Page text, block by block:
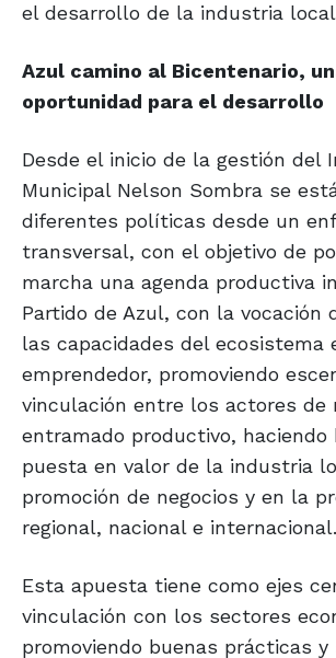
el desarrollo de la industria
Azul camino al Bicentenario,
oportunidad para el desarrollo
Desde el inicio de la gestión del
Municipal Nelson Sombra se
diferentes políticas desde un
transversal, con el objetivo de
marcha una agenda productiva
Partido de Azul, con la vocación
las capacidades del ecosistema
emprendedor, promoviendo
vinculación entre los actores de
entramado productivo, haciendo
puesta en valor de la industria
promoción de negocios y en la
regional, nacional e internacional.
Esta apuesta tiene como ejes
vinculación con los sectores
promoviendo buenas prácticas y